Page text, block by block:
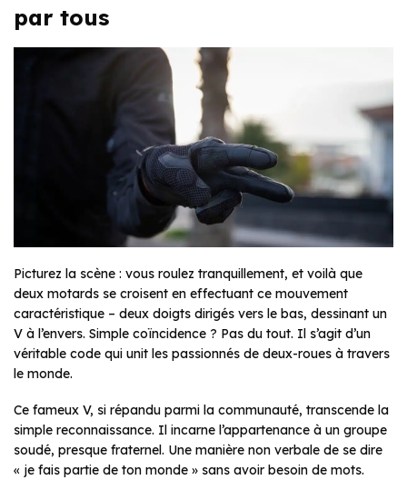
par tous
Picturez la scène : vous roulez tranquillement, et voilà que
deux motards se croisent en effectuant ce mouvement
caractéristique – deux doigts dirigés vers le bas, dessinant un
V à l’envers. Simple coïncidence ? Pas du tout. Il s’agit d’un
véritable code qui unit les passionnés de deux-roues à travers
le monde.
Ce fameux V, si répandu parmi la communauté, transcende la
simple reconnaissance. Il incarne l’appartenance à un groupe
soudé, presque fraternel. Une manière non verbale de se dire
« je fais partie de ton monde » sans avoir besoin de mots.